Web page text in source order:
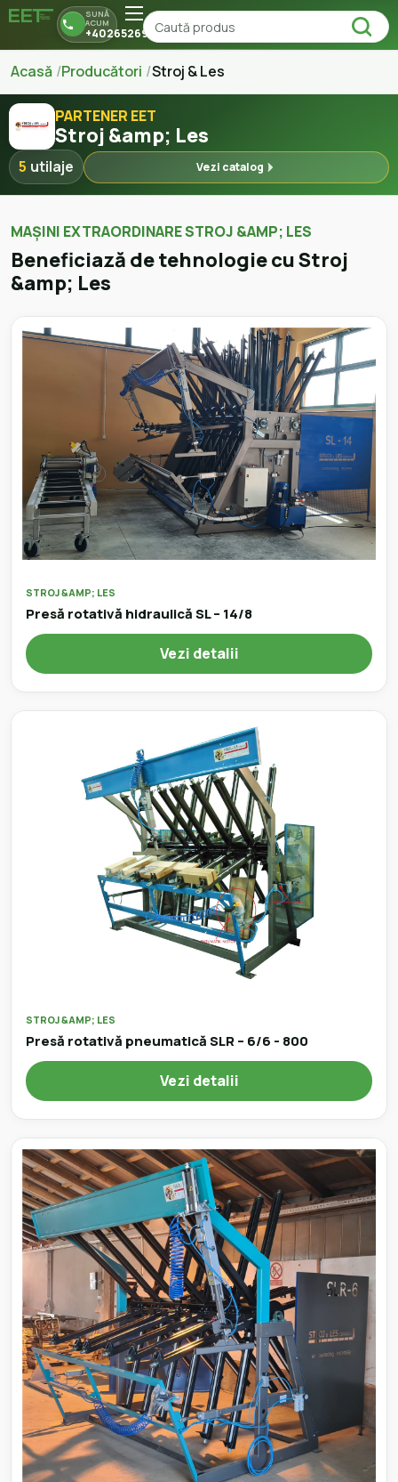
SUNĂ
ACUM
+40265269150
Acasă Producători Stroj & Les
PARTENER EET
Stroj &amp; Les
5 utilaje Vezi catalog
MAȘINI EXTRAORDINARE STROJ &AMP; LES
Beneficiază de tehnologie cu Stroj
&amp; Les
STROJ &AMP; LES
Presă rotativă hidraulică SL – 14/8
Vezi detalii
STROJ &AMP; LES
Presă rotativă pneumatică SLR – 6/6 - 800
Vezi detalii